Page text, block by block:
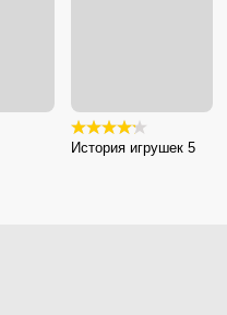
История игрушек 5